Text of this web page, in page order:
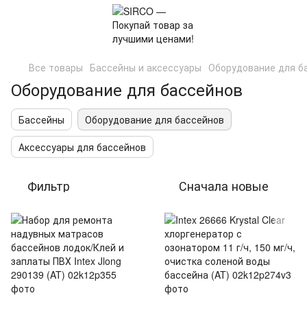
Все товары Бассейны и аксессуары Оборудование для
Оборудование для бассейнов
Бассейны
Оборудование для бассейнов
Аксессуары для бассейнов
Фильтр Сначала новые